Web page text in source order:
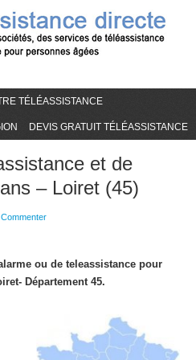
TÉLÉASSISTANCE
DEVIS GRATUIT TÉLÉASSISTANCE
et de
– Loiret (45)
Commenter
ou de teleassistance pour
Département 45.